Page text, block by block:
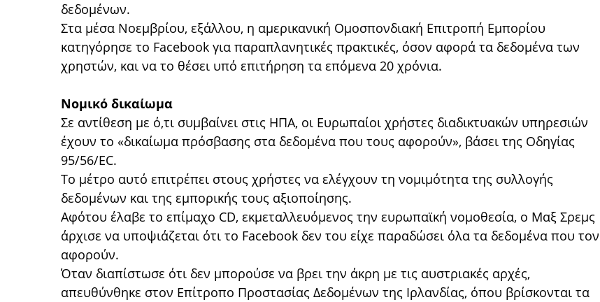
δεδομένων.
Στα μέσα Νοεμβρίου, εξάλλου, η αμερικανική Ομοσπονδιακή Επιτροπή Εμπορίου
κατηγόρησε το Facebook για παραπλανητικές πρακτικές, όσον αφορά τα δεδομένα των
χρηστών, και να το θέσει υπό επιτήρηση τα επόμενα 20 χρόνια.
Νομικό δικαίωμα
Σε αντίθεση με ό,τι συμβαίνει στις ΗΠΑ, οι Ευρωπαίοι χρήστες διαδικτυακών υπηρεσιών
έχουν το «δικαίωμα πρόσβασης στα δεδομένα που τους αφορούν», βάσει της Οδηγίας
95/56/EC.
Το μέτρο αυτό επιτρέπει στους χρήστες να ελέγχουν τη νομιμότητα της συλλογής
δεδομένων και της εμπορικής τους αξιοποίησης.
Αφότου έλαβε το επίμαχο CD, εκμεταλλευόμενος την ευρωπαϊκή νομοθεσία, ο Μαξ Σρεμς
άρχισε να υποψιάζεται ότι το Facebook δεν του είχε παραδώσει όλα τα δεδομένα που τον
αφορούν.
Όταν διαπίστωσε ότι δεν μπορούσε να βρει την άκρη με τις αυστριακές αρχές,
απευθύνθηκε στον Επίτροπο Προστασίας Δεδομένων της Ιρλανδίας, όπου βρίσκονται τα